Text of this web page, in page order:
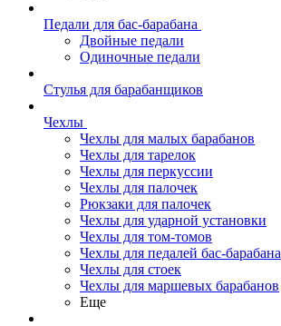
Педали для бас-барабана
Двойные педали
Одиночные педали
Стулья для барабанщиков
Чехлы
Чехлы для малых барабанов
Чехлы для тарелок
Чехлы для перкуссии
Чехлы для палочек
Рюкзаки для палочек
Чехлы для ударной установки
Чехлы для том-томов
Чехлы для педалей бас-барабана
Чехлы для стоек
Чехлы для маршевых барабанов
Еще